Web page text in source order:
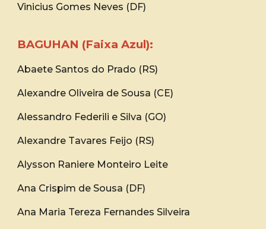
Vinicius Gomes Neves (DF)
BAGUHAN (Faixa Azul):
Abaete Santos do Prado (RS)
Alexandre Oliveira de Sousa (CE)
Alessandro Federili e Silva (GO)
Alexandre Tavares Feijo (RS)
Alysson Raniere Monteiro Leite
Ana Crispim de Sousa (DF)
Ana Maria Tereza Fernandes Silveira